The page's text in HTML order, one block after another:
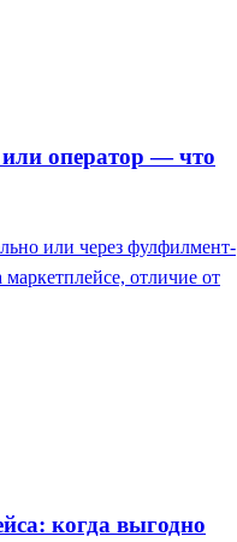
оператор — что
или через фулфилмент-
отличие от
когда выгодно